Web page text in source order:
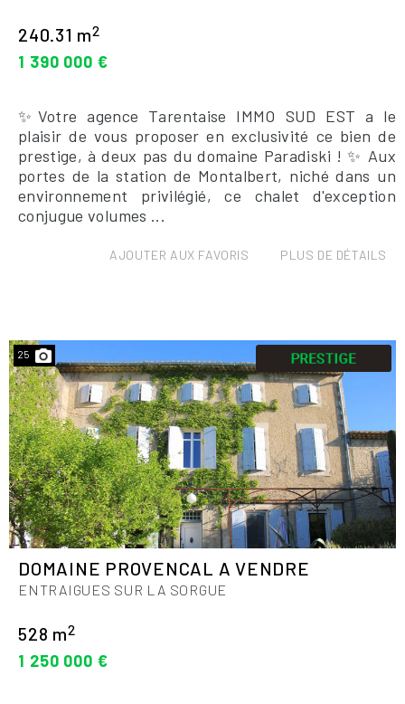
240.31 m2
1 390 000 €
✨Votre agence Tarentaise IMMO SUD EST a le
plaisir de vous proposer en exclusivité ce bien de
prestige, à deux pas du domaine Paradiski ! ✨ Aux
portes de la station de Montalbert, niché dans un
environnement privilégié, ce chalet d'exception
conjugue volumes ...
AJOUTER AUX FAVORIS PLUS DE DÉTAILS
25
DOMAINE PROVENCAL A VENDRE
ENTRAIGUES SUR LA SORGUE
528 m2
1 250 000 €